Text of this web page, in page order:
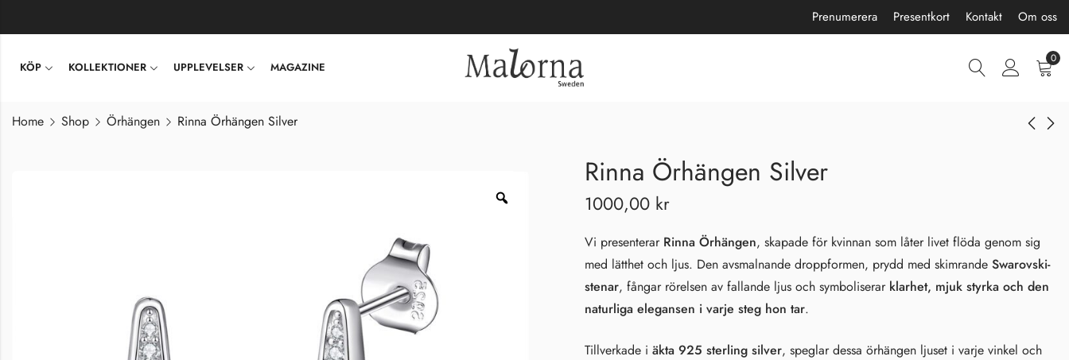
Prenumerera Presentkort Kontakt Om oss
KÖP KOLLEKTIONER UPPLEVELSER MAGAZINE
0
Home Shop Örhängen Rinna Örhängen Silver
Rinna Örhängen Silver
1000,00 kr
Vi presenterar Rinna Örhängen, skapade för kvinnan som låter livet flöda genom sig
med lätthet och ljus. Den avsmalnande droppformen, prydd med skimrande Swarovski-
stenar, fångar rörelsen av fallande ljus och symboliserar klarhet, mjuk styrka och den
naturliga elegansen i varje steg hon tar.
Tillverkade i äkta 925 sterling silver, speglar dessa örhängen ljuset i varje vinkel och